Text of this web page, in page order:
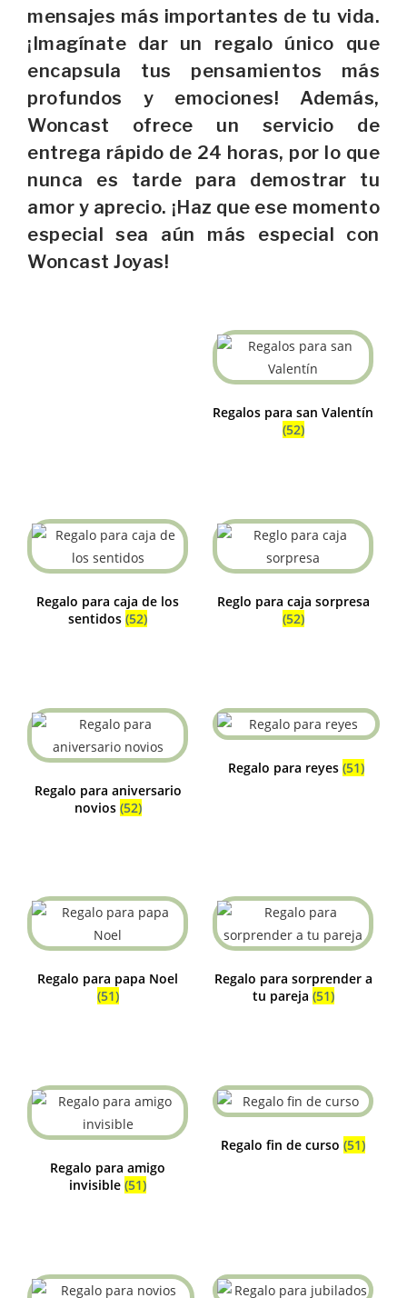
mensajes más importantes de tu vida.
¡Imagínate dar un regalo único que
encapsula tus pensamientos más
profundos y emociones! Además,
Woncast ofrece un servicio de
entrega rápido de 24 horas, por lo que
nunca es tarde para demostrar tu
amor y aprecio. ¡Haz que ese momento
especial sea aún más especial con
Woncast Joyas!
Regalos para san Valentín
(52)
Regalo para caja de los
sentidos (52)
Reglo para caja sorpresa
(52)
Regalo para aniversario
novios (52)
Regalo para reyes (51)
Regalo para papa Noel
(51)
Regalo para sorprender a
tu pareja (51)
Regalo para amigo
invisible (51)
Regalo fin de curso (51)